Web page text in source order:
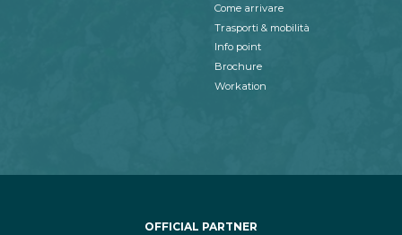
Come arrivare
Trasporti & mobilità
Info point
Brochure
Workation
OFFICIAL PARTNER